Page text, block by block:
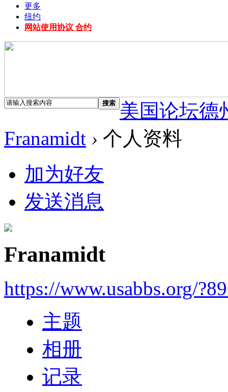
更多
纽约
网站使用协议 合约
搜索
美国论坛德
Franamidt › 个人资料
加为好友
发送消息
Franamidt
https://www.usabbs.org/
主题
相册
记录